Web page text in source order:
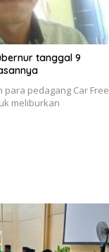
tanggal 9
pedagang Car Free
meliburkan